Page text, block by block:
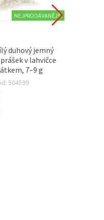
NEJPRODÁVANĚJŠÍ
duhový jemný
v lahvičce
7–9 g
504599